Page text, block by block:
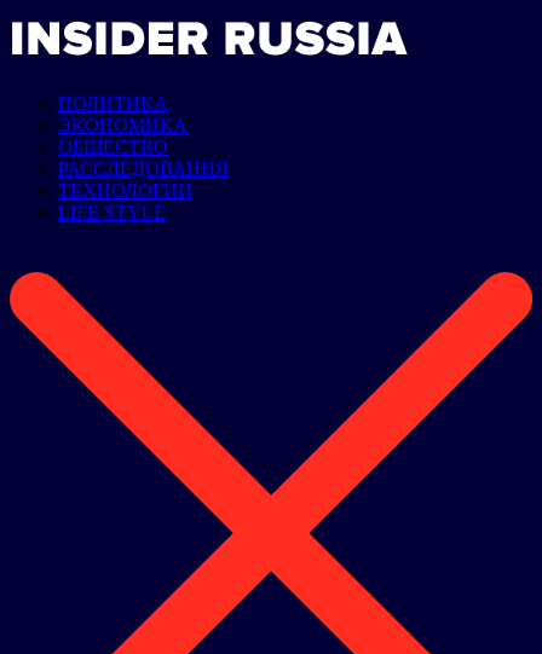
ПОЛИТИКА
ЭКОНОМИКА
ОБЩЕСТВО
РАССЛЕДОВАНИЯ
ТЕХНОЛОГИИ
LIFE STYLE